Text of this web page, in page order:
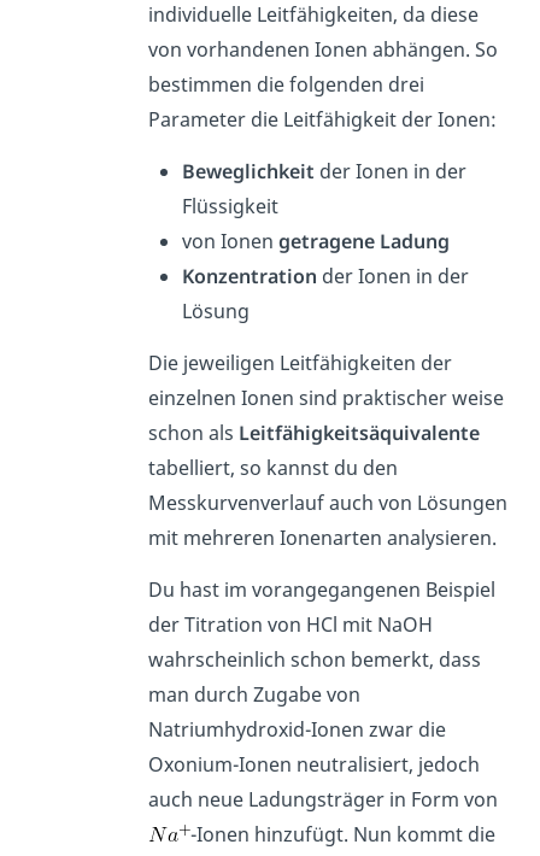
individuelle Leitfähigkeiten, da diese
von vorhandenen Ionen abhängen. So
bestimmen die folgenden drei
Parameter die Leitfähigkeit der Ionen:
Beweglichkeit der Ionen in der
Flüssigkeit
von Ionen getragene Ladung
Konzentration der Ionen in der
Lösung
Die jeweiligen Leitfähigkeiten der
einzelnen Ionen sind praktischer weise
schon als Leitfähigkeitsäquivalente
tabelliert, so kannst du den
Messkurvenverlauf auch von Lösungen
mit mehreren Ionenarten analysieren.
Du hast im vorangegangenen Beispiel
der Titration von HCl mit NaOH
wahrscheinlich schon bemerkt, dass
man durch Zugabe von
Natriumhydroxid-Ionen zwar die
Oxonium-Ionen neutralisiert, jedoch
auch neue Ladungsträger in Form von
-Ionen hinzufügt. Nun kommt die